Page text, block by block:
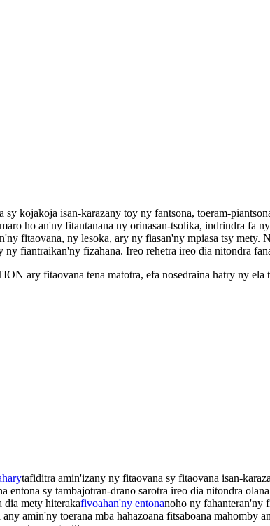
kojakoja isan-karazany toy ny fantsona, toeram-
ho an'ny fitantanana ny orinasan-tsolika, indrindra
fitaovana, ny lesoka, ary ny fiasan'ny mpiasa tsy mety.
fiantraikan'ny fizahana. Ireo rehetra ireo dia nitondra
ary fitaovana tena matotra, efa nosedraina hatry ny ela
tafiditra amin'izany ny fitaovana sy fitaovana isan-
entona sy tambajotran-drano sarotra ireo dia nitondra
dia mety hiterakafivoahan'ny entonanoho ny fahanteran'ny
any amin'ny toerana mba hahazoana fitsaboana